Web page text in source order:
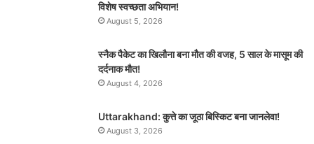
विशेष स्वच्छता अभियान!
August 5, 2026
स्नैक पैकेट का खिलौना बना मौत की वजह, 5 साल के मासूम की
दर्दनाक मौत!
August 4, 2026
Uttarakhand: कुत्ते का जूठा बिस्किट बना जानलेवा!
August 3, 2026